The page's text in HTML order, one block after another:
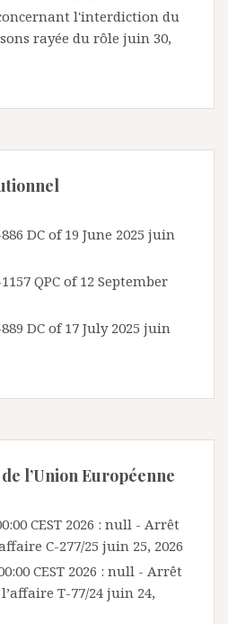
l'interdiction du
rayée du rôle juin 30,
DC of 19 June 2025 juin
QPC of 12 September
DC of 17 July 2025 juin
l’Union Européenne
CEST 2026 : null - Arrêt
C-277/25 juin 25, 2026
CEST 2026 : null - Arrêt
T-77/24 juin 24,